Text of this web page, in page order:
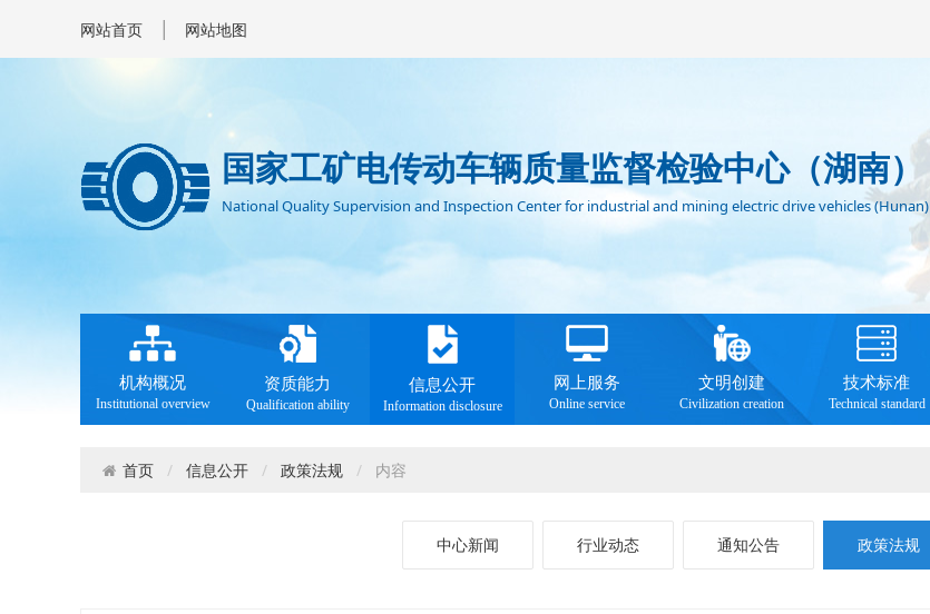
网站首页 | 网站地图
国家工矿电传动车辆质量监督检验中心（湖南）
National Quality Supervision and Inspection Center for industrial and mining electric drive vehicles (Hunan)
机构概况
Institutional overview
资质能力
Qualification ability
信息公开
Information disclosure
网上服务
Online service
文明创建
Civilization creation
技术标准
Technical standard
首页 信息公开 政策法规 内容
中心新闻 行业动态 通知公告 政策法规